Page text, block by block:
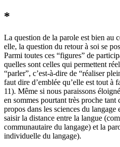
*
La question de la parole est bien au
elle, la question du retour à soi se
Parmi toutes ces “figures” de
quelles sont celles qui permettent
“parler”, c’est-à-dire de “réaliser
faut dire d’emblée qu’elle est tout à
11). Même si nous paraissons
en sommes pourtant très proche tant
propos dans les sciences du langage
saisir la distance entre la langue
communautaire du langage) et la
individuelle du langage).